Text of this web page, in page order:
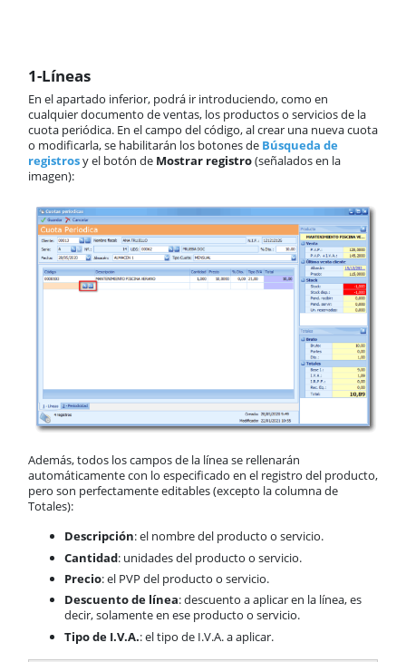
1-Líneas
En el apartado inferior, podrá ir introduciendo, como en
cualquier documento de ventas, los productos o servicios de la
cuota periódica. En el campo del código, al crear una nueva cuota
o modificarla, se habilitarán los botones de Búsqueda de
registrosy el botón de Mostrar registro(señalados en la
imagen):
Además, todos los campos de la línea se rellenarán
automáticamente con lo especificado en el registro del producto,
pero son perfectamente editables (excepto la columna de
Totales):
Descripción: el nombre del producto o servicio.
Cantidad: unidades del producto o servicio.
Precio: el PVP del producto o servicio.
Descuento de línea: descuento a aplicar en la línea, es
decir, solamente en ese producto o servicio.
Tipo de I.V.A.: el tipo de I.V.A. a aplicar.